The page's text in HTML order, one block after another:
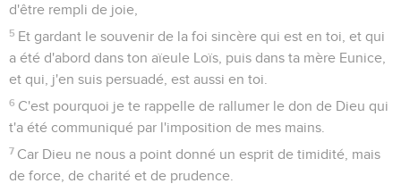
d'être rempli de joie,
5 Et gardant le souvenir de la foi sincère qui est en toi, et qui
a été d'abord dans ton aïeule Loïs, puis dans ta mère Eunice,
et qui, j'en suis persuadé, est aussi en toi.
6 C'est pourquoi je te rappelle de rallumer le don de Dieu qui
t'a été communiqué par l'imposition de mes mains.
7 Car Dieu ne nous a point donné un esprit de timidité, mais
de force, de charité et de prudence.